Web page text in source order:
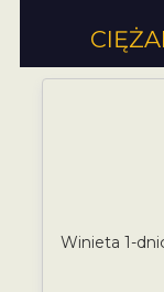
Winieta 1-